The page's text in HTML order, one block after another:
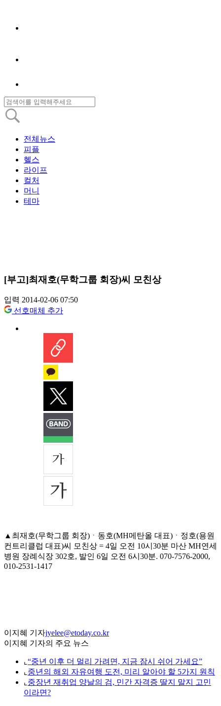
전체뉴스
피플
헬스
라이프
컬처
머니
테마
[부고]최재호(무학그룹 회장)씨 모친상
입력 2014-02-06 07:50
선호매체 추가
▲최재호(무학그룹 회장)ㆍ동호(MH메탄올 대표)ㆍ정호(용원
컨트리클럽 대표)씨 모친상 = 4일 오전 10시30분 마산 MH연세
병원 장례식장 302호, 발인 6일 오전 6시30분. 070-7576-2000,
010-2531-1417
이지혜 기자jyelee@etoday.co.kr
이지혜 기자의 주요 뉴스
⌞ “중년 이후 더 멀리 가려면, 지금 잠시 쉬어 가세요”
⌞ 중년의 해외 자유여행 도전, 미리 알아야 할 5가지 원칙
⌞ 중장년 재취업 양날의 검, 민간 자격증 딸지 말지 고민
이라면?